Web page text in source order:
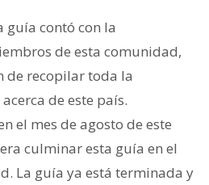
guía contó con la
de esta comunidad,
de recopilar toda la
de este país.
el mes de agosto de este
culminar esta guía en el
La guía ya está terminada y